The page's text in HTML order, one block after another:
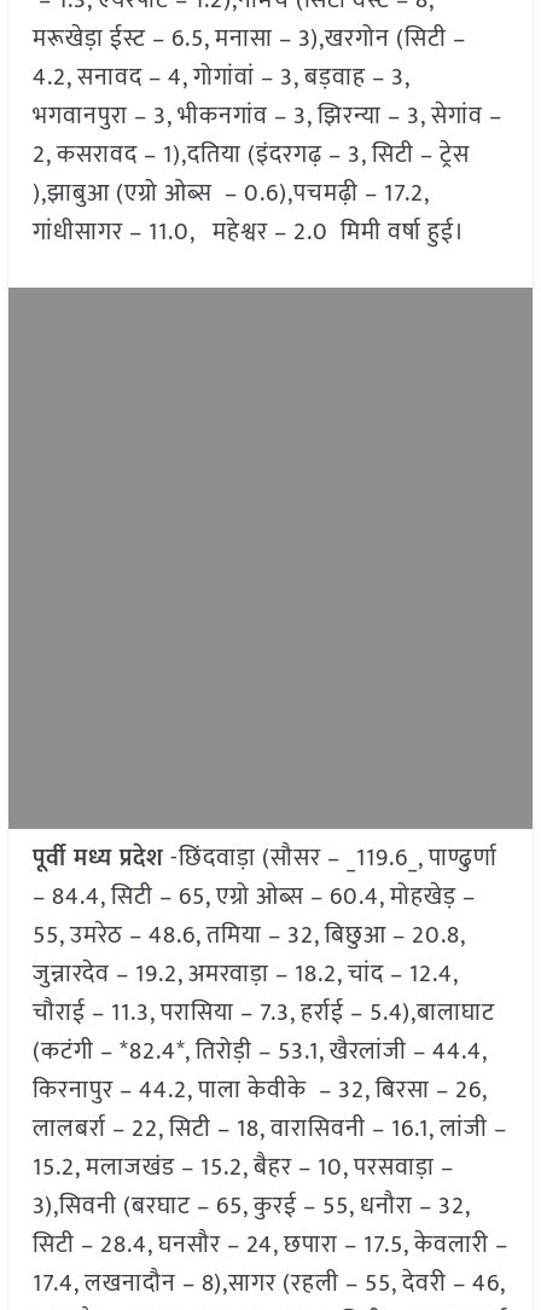
मरूखेड़ा ईस्ट – 6.5, मनासा – 3),खरगोन (सिटी –
4.2, सनावद – 4, गोगांवां – 3, बड़वाह – 3,
भगवानपुरा – 3, भीकनगांव – 3, झिरन्या – 3, सेगांव –
2, कसरावद – 1),दतिया (इंदरगढ़ – 3, सिटी – ट्रेस
),झाबुआ (एग्रो ओब्स – 0.6),पचमढ़ी – 17.2,
गांधीसागर – 11.0, महेश्वर – 2.0 मिमी वर्षा हुई।
पूर्वी मध्य प्रदेश-छिंदवाड़ा (सौसर – _119.6_, पाण्ढुर्णा
– 84.4, सिटी – 65, एग्रो ओब्स – 60.4, मोहखेड़ –
55, उमरेठ – 48.6, तमिया – 32, बिछुआ – 20.8,
जुन्नारदेव – 19.2, अमरवाड़ा – 18.2, चांद – 12.4,
चौराई – 11.3, परासिया – 7.3, हर्राई – 5.4),बालाघाट
(कटंगी – *82.4*, तिरोड़ी – 53.1, खैरलांजी – 44.4,
किरनापुर – 44.2, पाला केवीके – 32, बिरसा – 26,
लालबर्रा – 22, सिटी – 18, वारासिवनी – 16.1, लांजी –
15.2, मलाजखंड – 15.2, बैहर – 10, परसवाड़ा –
3),सिवनी (बरघाट – 65, कुरई – 55, धनौरा – 32,
सिटी – 28.4, घनसौर – 24, छपारा – 17.5, केवलारी –
17.4, लखनादौन – 8),सागर (रहली – 55, देवरी – 46,